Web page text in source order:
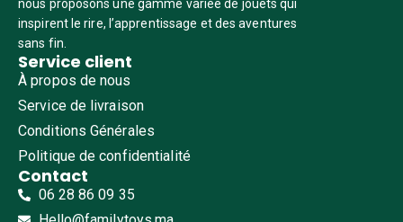
nous proposons une gamme variée de jouets qui
inspirent le rire, l’apprentissage et des aventures
sans fin.
Service client
À propos de nous
Service de livraison
Conditions Générales
Politique de confidentialité
Contact
06 28 86 09 35